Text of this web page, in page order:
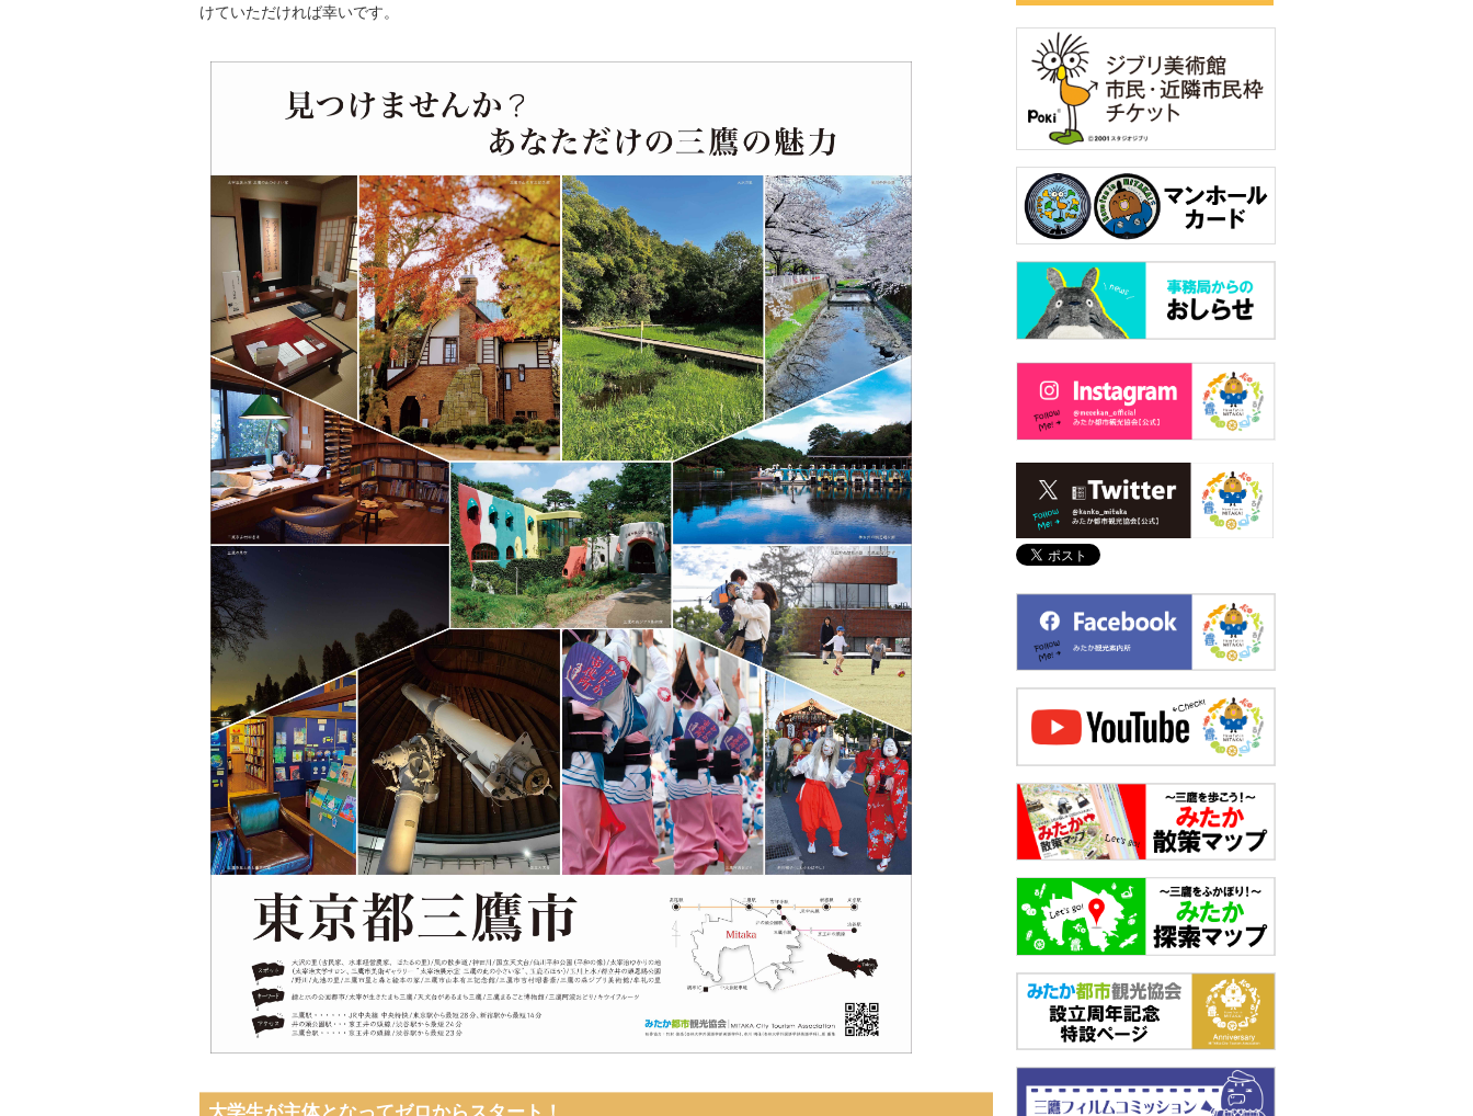
けていただければ幸いです。
大学生が主体となってゼロからスタート！